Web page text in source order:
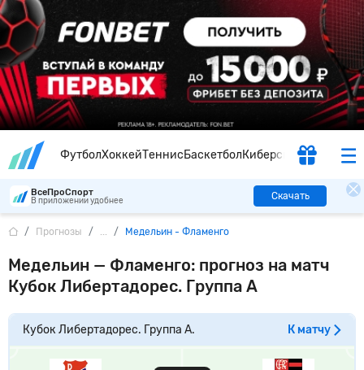
ФутболХоккейТеннисБаскетболКиберспорт
ВсеПроСпорт
В приложении удобнее Скачать
Медельин — Фламенго: прогноз на матч
Кубок Либертадорес. Группа A
Прогнозы ... Медельин - Фламенго
Кубок Либертадорес. Группа A. К матчу